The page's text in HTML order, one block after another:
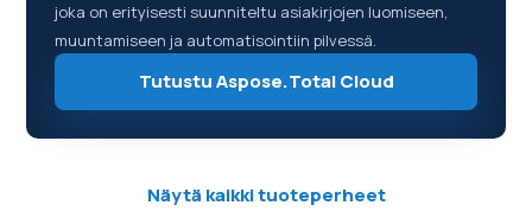
joka on erityisesti suunniteltu asiakirjojen luomiseen,
muuntamiseen ja automatisointiin pilvessä.
Tutustu Aspose.Total Cloud
Näytä kaikki tuoteperheet